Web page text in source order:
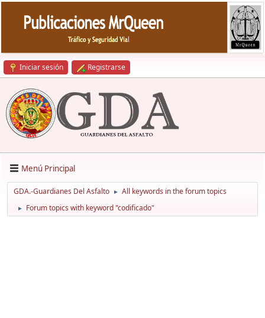
Iniciar sesión Registrarse
Menú Principal
GDA.-Guardianes Del Asfalto ► All keywords in the forum topics
► Forum topics with keyword "codificado"